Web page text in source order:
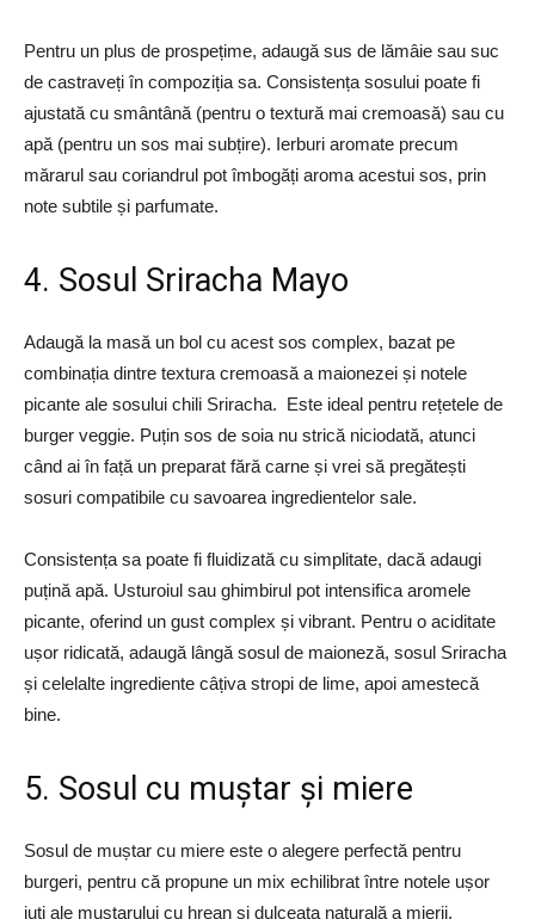
Pentru un plus de prospețime, adaugă sus de lămâie sau suc
de castraveți în compoziția sa. Consistența sosului poate fi
ajustată cu smântână (pentru o textură mai cremoasă) sau cu
apă (pentru un sos mai subțire). Ierburi aromate precum
mărarul sau coriandrul pot îmbogăți aroma acestui sos, prin
note subtile și parfumate.
4. Sosul Sriracha Mayo
Adaugă la masă un bol cu acest sos complex, bazat pe
combinația dintre textura cremoasă a maionezei și notele
picante ale sosului chili Sriracha. Este ideal pentru rețetele de
burger veggie. Puțin sos de soia nu strică niciodată, atunci
când ai în față un preparat fără carne și vrei să pregătești
sosuri compatibile cu savoarea ingredientelor sale.
Consistența sa poate fi fluidizată cu simplitate, dacă adaugi
puțină apă. Usturoiul sau ghimbirul pot intensifica aromele
picante, oferind un gust complex și vibrant. Pentru o aciditate
ușor ridicată, adaugă lângă sosul de maioneză, sosul Sriracha
și celelalte ingrediente câțiva stropi de lime, apoi amestecă
bine.
5. Sosul cu muștar și miere
Sosul de muștar cu miere este o alegere perfectă pentru
burgeri, pentru că propune un mix echilibrat între notele ușor
iuți ale muștarului cu hrean și dulceața naturală a mierii.